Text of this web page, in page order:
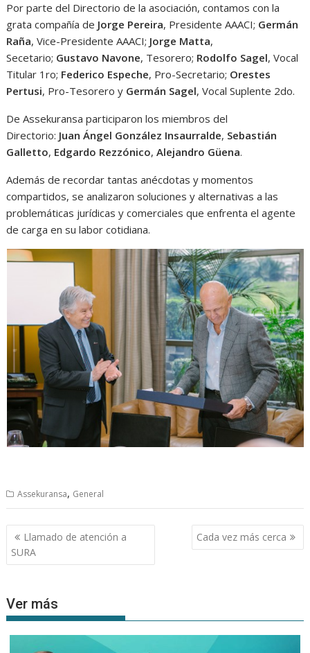
Por parte del Directorio de la asociación, contamos con la
grata compañía de Jorge Pereira, Presidente AAACI; Germán
Raña, Vice-Presidente AAACI; Jorge Matta,
Secetario; Gustavo Navone, Tesorero; Rodolfo Sagel, Vocal
Titular 1ro; Federico Espeche, Pro-Secretario; Orestes
Pertusi, Pro-Tesorero y Germán Sagel, Vocal Suplente 2do.
De Assekuransa participaron los miembros del
Directorio: Juan Ángel González Insaurralde, Sebastián
Galletto, Edgardo Rezzónico,Alejandro Güena.
Además de recordar tantas anécdotas y momentos
compartidos, se analizaron soluciones y alternativas a las
problemáticas jurídicas y comerciales que enfrenta el agente
de carga en su labor cotidiana.
Assekuransa, General
Navegación
de
entradas
Llamado de atención a
SURA
Cada vez más cerca
Ver más